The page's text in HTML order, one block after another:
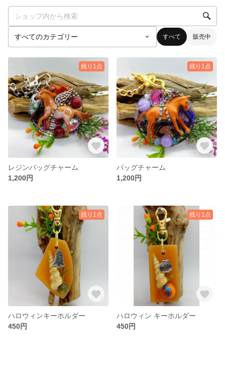
すべて 販売中
残り1点
レジンバッグチャーム
1,200円
残り1点
バッグチャーム
1,200円
残り1点
ハロウィンキーホルダー
450円
残り1点
ハロウィン キーホルダー
450円